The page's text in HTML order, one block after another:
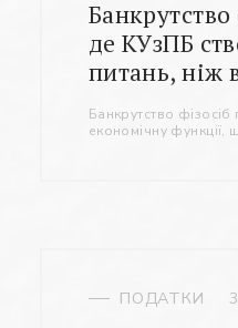
де КУзПБ
питань, ніж
Банкрутство фізосіб
економічну
ПОДАТКИ
Заповніть